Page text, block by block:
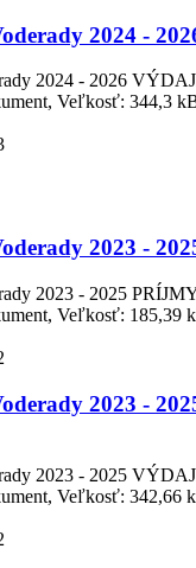
2024 -
2024 - 2026
Veľkosť: 344,3
2023 -
2023 - 2025
Veľkosť: 185,39
2023 -
2023 - 2025
Veľkosť: 342,66